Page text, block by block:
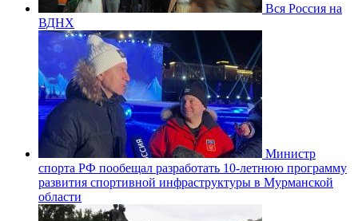
Вся Россия на
ВДНХ
Министр
спорта РФ пообещал разработать 10-летнюю программу
развития спортивной инфраструктуры в Мурманской
области